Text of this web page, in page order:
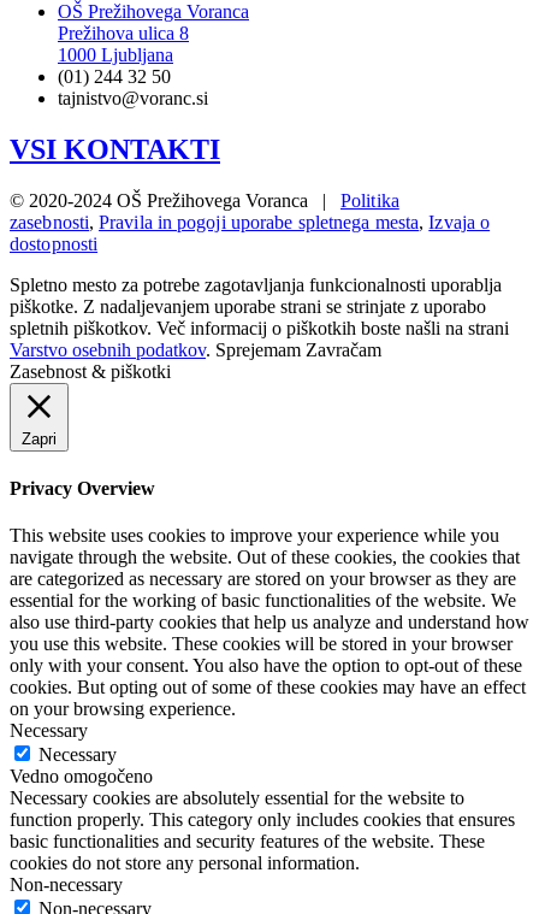
OŠ Prežihovega Voranca
Prežihova ulica 8
1000 Ljubljana
(01) 244 32 50
tajnistvo@voranc.si
VSI KONTAKTI
© 2020-2024 OŠ Prežihovega Voranca | Politika
zasebnosti, Pravila in pogoji uporabe spletnega mesta,Izvaja o
dostopnosti
Spletno mesto za potrebe zagotavljanja funkcionalnosti uporablja
piškotke. Z nadaljevanjem uporabe strani se strinjate z uporabo
spletnih piškotkov. Več informacij o piškotkih boste našli na strani
Varstvo osebnih podatkov. Sprejemam Zavračam
Zasebnost & piškotki
Zapri
Privacy Overview
This website uses cookies to improve your experience while you
navigate through the website. Out of these cookies, the cookies that
are categorized as necessary are stored on your browser as they are
essential for the working of basic functionalities of the website. We
also use third-party cookies that help us analyze and understand how
you use this website. These cookies will be stored in your browser
only with your consent. You also have the option to opt-out of these
cookies. But opting out of some of these cookies may have an effect
on your browsing experience.
Necessary
Necessary
Vedno omogočeno
Necessary cookies are absolutely essential for the website to
function properly. This category only includes cookies that ensures
basic functionalities and security features of the website. These
cookies do not store any personal information.
Non-necessary
Non-necessary